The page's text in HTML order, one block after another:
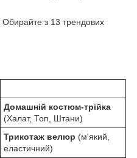
Обирайте з 13 трендових
Домашній костюм-трійка
(Халат, Топ, Штани)
Трикотаж велюр (м'який,
еластичний)